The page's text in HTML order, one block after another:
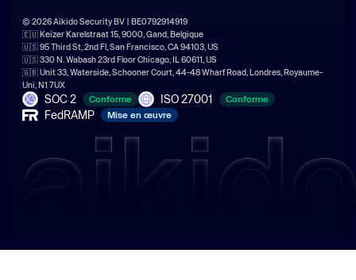
© 2026 Aikido Security BV | BE0792914919
🇪🇺 Keizer Karelstraat 15, 9000, Gand, Belgique
🇺🇸 95 Third St, 2nd Fl, San Francisco, CA 94103, US
🇺🇸 330 N. Wabash 23rd Floor Chicago, IL 60611, US
🇬🇧 Unit 33, Waterside, Schooner Court, 44-48 Wharf Road, Londres, Royaume-
Uni, N1 7UX
SOC 2 Conforme ISO 27001 Conforme
FedRAMP Mise en œuvre